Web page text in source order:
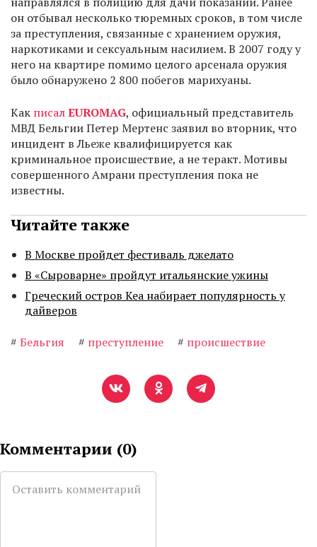
он отбывал несколько тюремных сроков, в том числе
за преступления, связанные с хранением оружия,
наркотиками и сексуальным насилием. В 2007 году у
него на квартире помимо целого арсенала оружия
было обнаружено 2 800 побегов марихуаны.
Как писалEUROMAG, официальный представитель
МВД Бельгии Петер Мертенс заявил во вторник, что
инцидент в Льеже квалифицируется как
криминальное происшествие, а не теракт. Мотивы
совершенного Амрани преступления пока не
известны.
Читайте также
В Москве пройдет фестиваль джелато
В «Сыроварне» пройдут итальянские ужины
Греческий остров Кеа набирает популярность у
дайверов
# Бельгия # преступление # происшествие
Комментарии (0)